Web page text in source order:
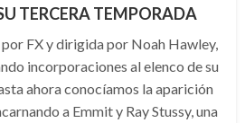
TERCERA TEMPORADA
FX y dirigida por Noah Hawley,
incorporaciones al elenco de su
ahora conocíamos la aparición
a Emmit y Ray Stussy, una